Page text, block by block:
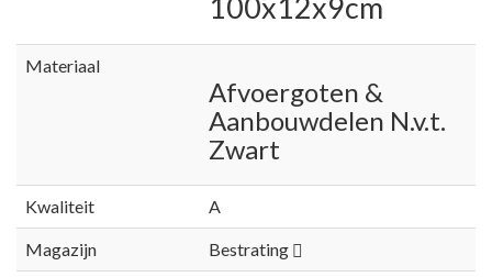
Materiaal
Afvoergoten &
Aanbouwdelen N.v.t.
Zwart
Kwaliteit A
Magazijn Bestrating